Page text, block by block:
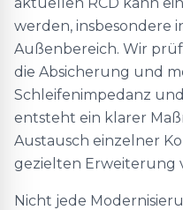
werden, insbesondere
Außenbereich. Wir
die Absicherung und
Schleifenimpedanz
entsteht ein klarer
Austausch einzelner
gezielten Erweiterung
Nicht jede